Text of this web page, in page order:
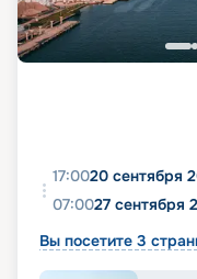
17:0020 сентября
07:0027 сентября
Вы посетите 3